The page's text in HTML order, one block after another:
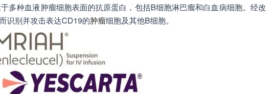
多种血液肿瘤细胞表面的抗原蛋白，包括B细胞淋巴瘤和白血病细胞。经改
识别并攻击表达CD19的肿瘤细胞及其他B细胞。